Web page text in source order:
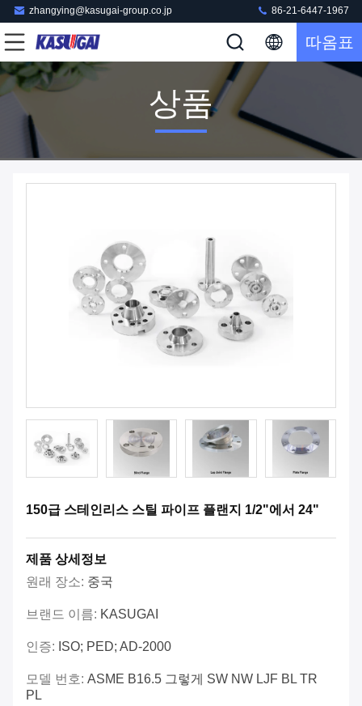
zhangying@kasugai-group.co.jp 86-21-6447-1967
따옴표
상품
150급 스테인리스 스틸 파이프 플랜지 1/2"에서 24"
제품 상세정보
원래 장소: 중국
브랜드 이름: KASUGAI
인증: ISO; PED; AD-2000
모델 번호: ASME B16.5 그렇게 SW NW LJF BL TR
PL